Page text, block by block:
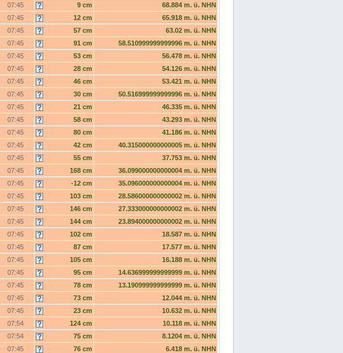
07:45 9 cm
68.884 m. ü. NHN
07:45 12 cm
65.918 m. ü. NHN
07:45 57 cm
63.02 m. ü. NHN
07:45 91 cm
58.510999999999996 m. ü. NHN
07:45 53 cm
56.478 m. ü. NHN
07:45 28 cm
54.126 m. ü. NHN
07:45 46 cm
53.421 m. ü. NHN
07:45 30 cm
50.516999999999996 m. ü. NHN
07:45 21 cm
46.335 m. ü. NHN
07:45 58 cm
43.293 m. ü. NHN
07:45 80 cm
41.186 m. ü. NHN
07:45 42 cm
40.315000000000005 m. ü. NHN
07:45 55 cm
37.753 m. ü. NHN
07:45 168 cm
36.099000000000004 m. ü. NHN
07:45 -12 cm
35.096000000000004 m. ü. NHN
07:45 103 cm
28.586000000000002 m. ü. NHN
07:45 146 cm
27.333000000000002 m. ü. NHN
07:45 144 cm
23.894000000000002 m. ü. NHN
07:45 102 cm
18.587 m. ü. NHN
07:45 87 cm
17.577 m. ü. NHN
07:45 105 cm
16.188 m. ü. NHN
07:45 95 cm
14.636999999999999 m. ü. NHN
07:45 78 cm
13.190999999999999 m. ü. NHN
07:45 73 cm
12.044 m. ü. NHN
07:45 23 cm
10.632 m. ü. NHN
07:54 124 cm
10.118 m. ü. NHN
07:54 75 cm
8.1204 m. ü. NHN
07:45 76 cm
6.418 m. ü. NHN